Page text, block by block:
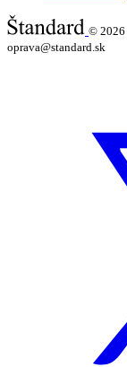
© 2026
oprava@standard.sk